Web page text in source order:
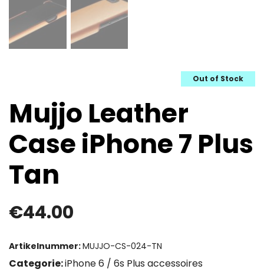
Out of Stock
Mujjo Leather
Case iPhone 7 Plus
Tan
€44.00
Artikelnummer:MUJJO-CS-024-TN
Categorie:iPhone 6 / 6s Plus accessoires